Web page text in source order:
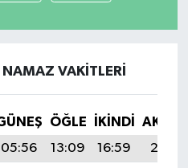
NAMAZ VAKITLERI
ÖĞLE İKINDI
05:56 13:09 16:59
20:11